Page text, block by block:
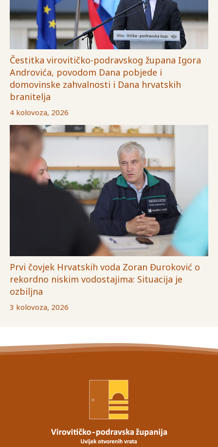
Čestitka virovitičko-podravskog župana Igora
Androvića, povodom Dana pobjede i
domovinske zahvalnosti i Dana hrvatskih
branitelja
4 kolovoza, 2026
Prvi čovjek Hrvatskih voda Zoran Đuroković o
rekordno niskim vodostajima: Situacija je
ozbiljna
3 kolovoza, 2026